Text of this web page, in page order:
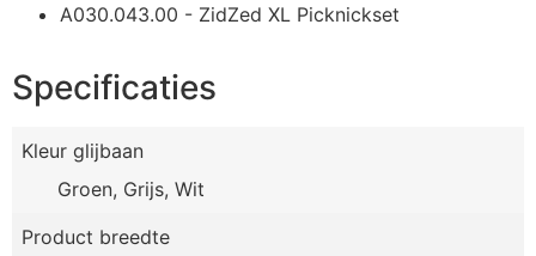
A030.043.00 - ZidZed XL Picknickset
Specificaties
Kleur glijbaan
Groen, Grijs, Wit
Product breedte